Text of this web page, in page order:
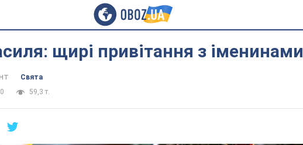
щирі привітання з іменинами
Свята
59,3 т.